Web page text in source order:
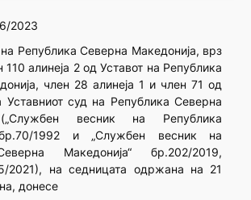
2023
Република Северна Македонија, врз
110 алинеја 2 од Уставот на Република
член 28 алинеја 1 и член 71 од
Уставниот суд на Република Северна
весник на Република
бр.70/1992 и „Службен весник на
Македонија“ бр.202/2019,
2021), на седницата одржана на 21
донесе